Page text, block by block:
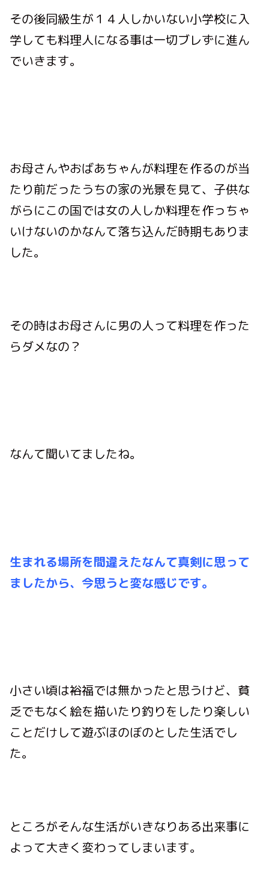
その後同級生が１４人しかいない小学校に入
学しても料理人になる事は一切ブレずに進ん
でいきます。
お母さんやおばあちゃんが料理を作るのが当
たり前だったうちの家の光景を見て、 子供な
がらにこの国では女の人しか料理を作っちゃ
いけないのかなんて落ち込んだ時期もありま
した。
その時はお母さんに男の人って料理を作った
らダメなの？
なんて聞いてましたね。
生まれる場所を間違えたなんて真剣に思って
ましたから、今思うと変な感じです。
小さい頃は裕福では無かったと思うけど、貧
乏でもなく絵を描いたり釣りをしたり楽しい
ことだけして遊ぶほのぼのとした生活でし
た。
ところがそんな生活がいきなりある出来事に
よって大きく変わってしまいます。